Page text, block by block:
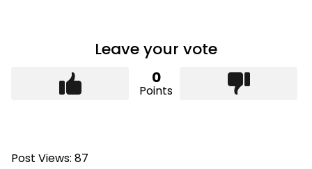
Leave your vote
0
Points
Post Views: 87